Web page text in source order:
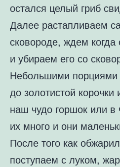
остался целый гриб
Далее растапливаем
сковороде, ждем когда
и убираем его со
Небольшими
до золотистой
наш чудо горшок или в
их много и они
После того как
поступаем с луком,